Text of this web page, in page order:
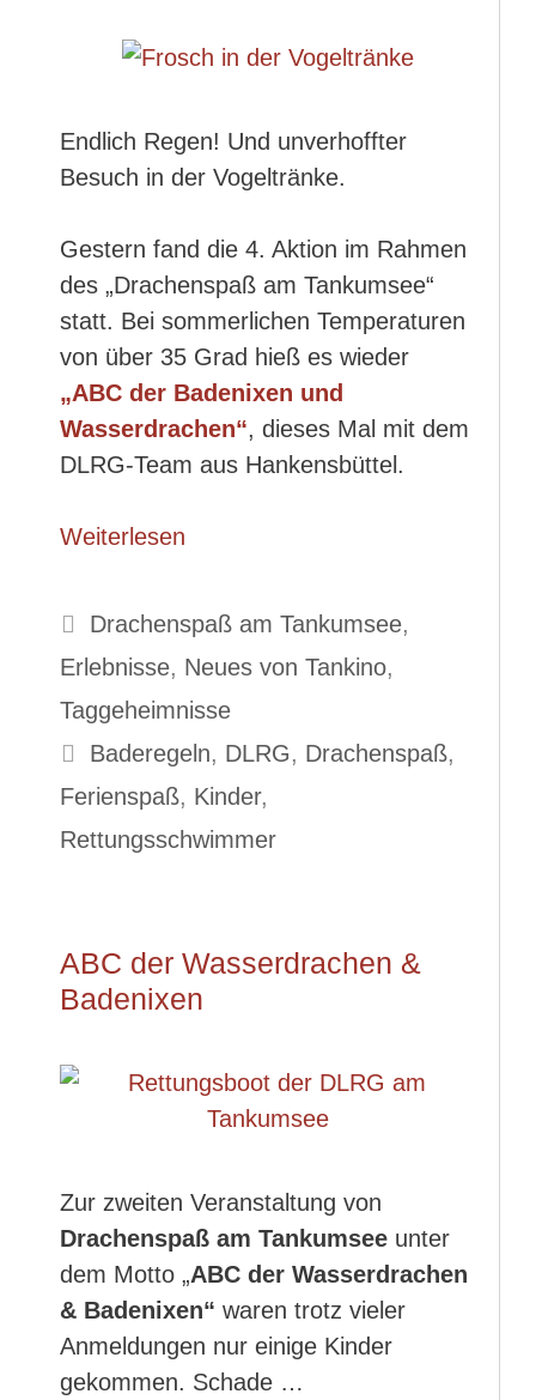
Endlich Regen! Und unverhoffter
Besuch in der Vogeltränke.
Gestern fand die 4. Aktion im Rahmen
des „Drachenspaß am Tankumsee“
statt. Bei sommerlichen Temperaturen
von über 35 Grad hieß es wieder
„ABC der Badenixen und
Wasserdrachen“, dieses Mal mit dem
DLRG-Team aus Hankensbüttel.
Weiterlesen
Kategorien
Drachenspaß am Tankumsee,
Erlebnisse, Neues von Tankino,
Taggeheimnisse
Schlagwörter
Baderegeln, DLRG, Drachenspaß,
Ferienspaß, Kinder,
Rettungsschwimmer
ABC der Wasserdrachen &
Badenixen
Zur zweiten Veranstaltung von
Drachenspaß am Tankumsee unter
dem Motto „ABC der Wasserdrachen
& Badenixen“ waren trotz vieler
Anmeldungen nur einige Kinder
gekommen. Schade …